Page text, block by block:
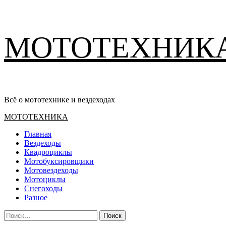
содержимому
Всё о мототехнике и вездеходах
Основное
МОТОТЕХНИКА
Главная
Вездеходы
Квадроциклы
Мотобуксировщики
Мотовездеходы
Мотоциклы
Снегоходы
Разное
Найти: